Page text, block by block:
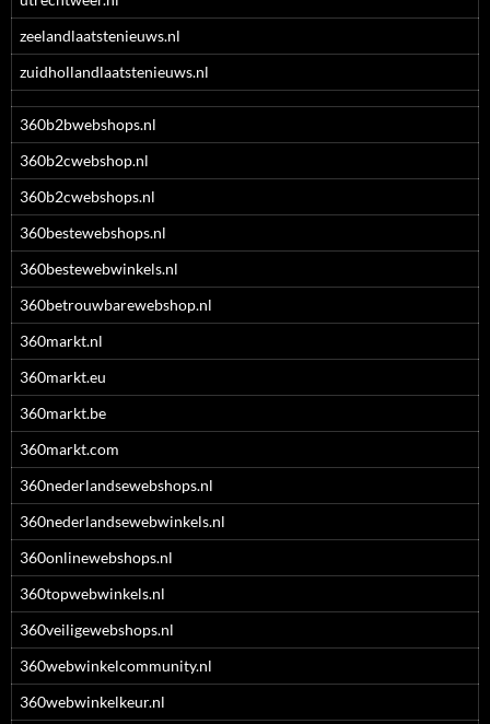
zeelandlaatstenieuws.nl
zuidhollandlaatstenieuws.nl
360b2bwebshops.nl
360b2cwebshop.nl
360b2cwebshops.nl
360bestewebshops.nl
360bestewebwinkels.nl
360betrouwbarewebshop.nl
360markt.nl
360markt.eu
360markt.be
360markt.com
360nederlandsewebshops.nl
360nederlandsewebwinkels.nl
360onlinewebshops.nl
360topwebwinkels.nl
360veiligewebshops.nl
360webwinkelcommunity.nl
360webwinkelkeur.nl